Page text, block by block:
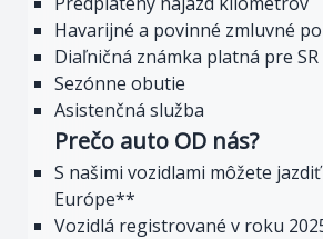
Havarijné a povinné zmluvné
Diaľničná známka platná pre SR
Sezónne obutie
Asistenčná služba
Prečo auto OD nás?
S našimi vozidlami môžete
Európe**
Vozidlá registrované v roku